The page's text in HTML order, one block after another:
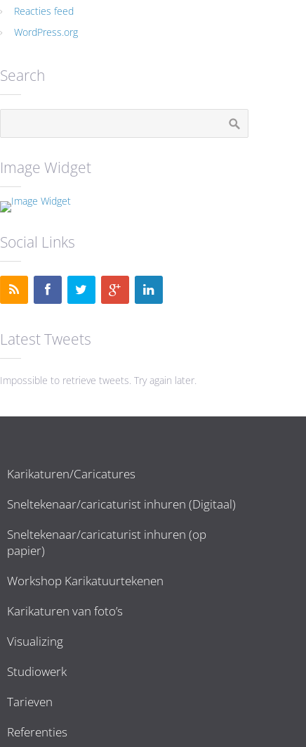
Reacties feed
WordPress.org
Search
Image Widget
Social Links
Latest Tweets
Impossible to retrieve tweets. Try again later.
Karikaturen/Caricatures
Sneltekenaar/caricaturist inhuren (Digitaal)
Sneltekenaar/caricaturist inhuren (op
papier)
Workshop Karikatuurtekenen
Karikaturen van foto’s
Visualizing
Studiowerk
Tarieven
Referenties